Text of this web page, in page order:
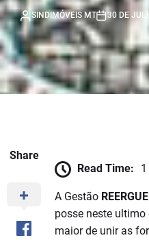
SINDIMÓVEIS MT 30 DE
Share
Read Time:
A Gestão
posse neste
maior de unir as